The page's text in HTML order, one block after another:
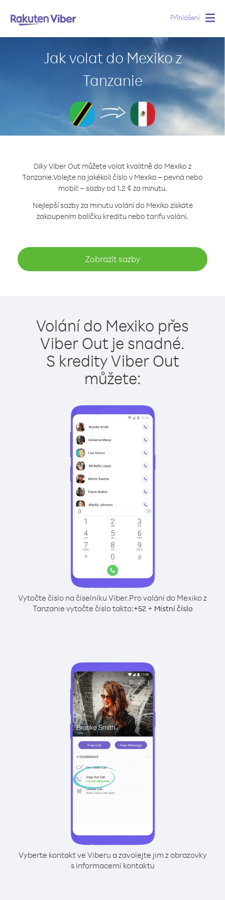
Přihlášení
Jak volat do Mexiko z
Tanzanie
Díky Viber Out můžete volat kvalitně do Mexiko z
Tanzanie.Volejte na jakékoli číslo v Mexiko – pevná nebo
mobil! – sazby od 1.2 ¢ za minutu.
Nejlepší sazby za minutu volání do Mexiko získáte
zakoupením balíčku kreditu nebo tarifu volání.
Zobrazit sazby
Volání do Mexiko přes
Viber Out je snadné.
S kredity Viber Out
můžete:
Vytočte číslo na číselníku Viber.Pro volání do Mexiko z
Tanzanie vytočte číslo takto:+52+ Místní číslo
Vyberte kontakt ve Viberu a zavolejte jim z obrazovky
s informacemi kontaktu